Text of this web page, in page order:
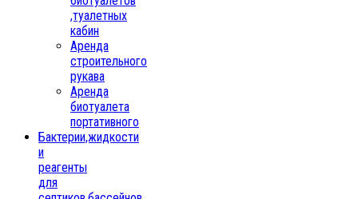
,туалетных
кабин
Аренда
строительного
рукава
Аренда
биотуалета
портативного
Бактерии,жидкости
и
реагенты
для